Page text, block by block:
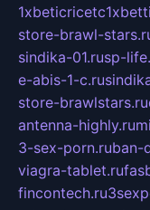
store-brawl-
sindika-01.rusp-
e-abis-1-c.ru
store-brawlstars.ru
antenna-highly.ru
3-sex-porn.ruban-
viagra-tablet.ru
fincontech.ru